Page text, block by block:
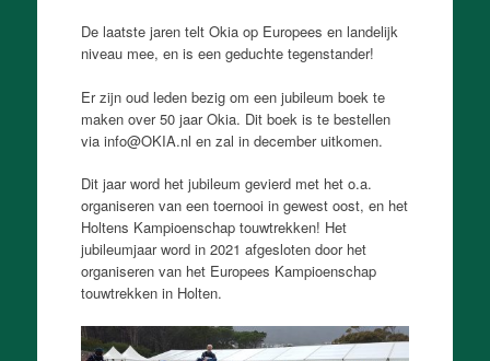
De laatste jaren telt Okia op Europees en landelijk
niveau mee, en is een geduchte tegenstander!
Er zijn oud leden bezig om een jubileum boek te
maken over 50 jaar Okia. Dit boek is te bestellen
via info@OKIA.nl en zal in december uitkomen.
Dit jaar word het jubileum gevierd met het o.a.
organiseren van een toernooi in gewest oost, en het
Holtens Kampioenschap touwtrekken! Het
jubileumjaar word in 2021 afgesloten door het
organiseren van het Europees Kampioenschap
touwtrekken in Holten.